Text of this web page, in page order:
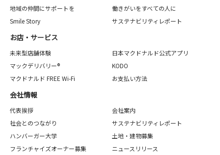
地域の仲間にサポートを
働きがいをすべての人に
Smile Story
サステナビリティレポート
お店・サービス
未来型店舗体験
日本マクドナルド公式アプリ
マックデリバリー®
KODO
マクドナルド FREE Wi-Fi
お支払い方法
会社情報
代表挨拶
会社案内
社会とのつながり
サステナビリティレポート
ハンバーガー大学
土地・建物募集
フランチャイズオーナー募集
ニュースリリース